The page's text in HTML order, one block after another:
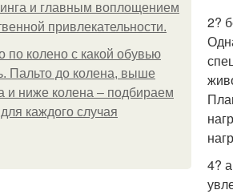
и главным воплощением
привлекательности.
по колено с какой обувью
Пальто до колена, выше
и ниже колена – подбираем
каждого случая
2?
4?